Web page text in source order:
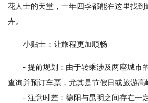
花人士的天堂，一年四季都能在这里找
卉。
小贴士：让旅程更加顺畅
- 提前规划：由于转乘涉及两座城市
查询并预订车票，尤其是节假日或旅游高
- 注意时差：德阳与昆明之间存在一定